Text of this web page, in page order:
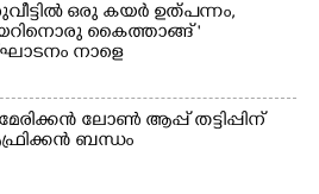
ഒരു കയർ ഉത്പന്നം,
കൈത്താങ്ങ് '
നാളെ
ലോൺ ആപ്പ് തട്ടിപ്പിന്
ബന്ധം